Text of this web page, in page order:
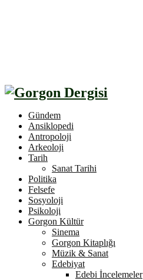
Gündem
Ansiklopedi
Antropoloji
Arkeoloji
Tarih
Sanat Tarihi
Politika
Felsefe
Sosyoloji
Psikoloji
Gorgon Kültür
Sinema
Gorgon Kitaplığı
Müzik & Sanat
Edebiyat
Edebi İncelemeler